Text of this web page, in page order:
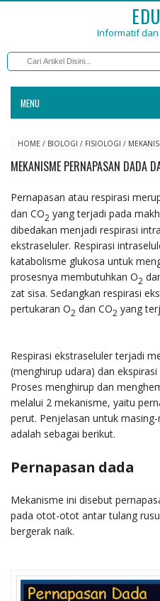
Informatif
MENU
HOME / BIOLOGI / FISIOLOGI /
MEKANISME PERNAPASAN DADA
Pernapasan atau respirasi
dan CO2 yang terjadi pada
dibedakan menjadi respirasi
ekstraseluler. Respirasi
katabolisme glukosa untuk
prosesnya membutuhkan O2
zat sisa. Sedangkan respirasi
pertukaran O2 dan CO2 yang
Respirasi ekstraseluler terjadi
(menghirup udara) dan
Proses menghirup dan
melalui 2 mekanisme, yaitu
perut. Penjelasan untuk
adalah sebagai berikut.
Pernapasan dada
Mekanisme ini disebut
pada otot-otot antar tulang
bergerak naik.